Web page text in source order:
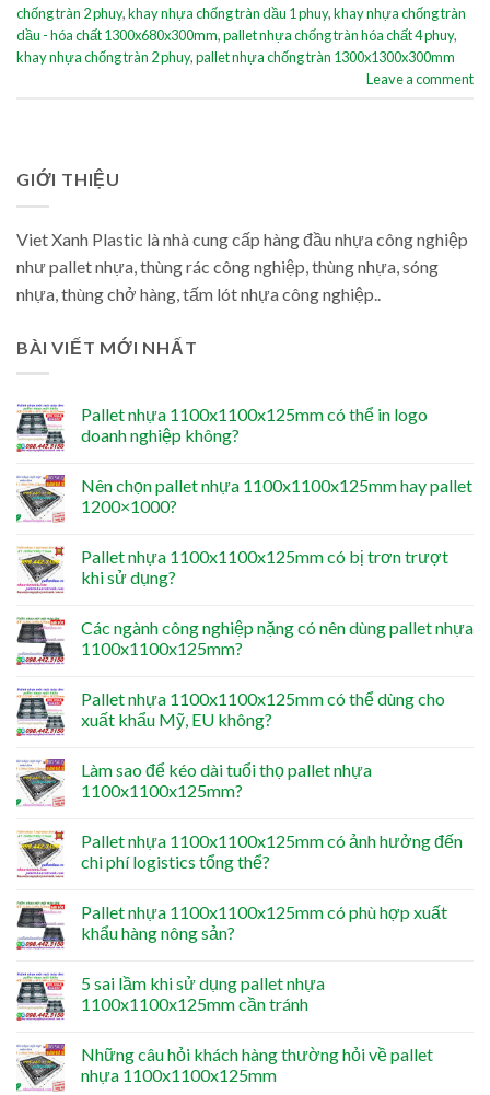
chống tràn 2 phuy,khay nhựa chống tràn dầu 1 phuy,khay nhựa chống tràn
dầu - hóa chất 1300x680x300mm,pallet nhựa chống tràn hóa chất 4 phuy,
khay nhựa chống tràn 2 phuy,pallet nhựa chống tràn 1300x1300x300mm
Leave a comment
GIỚI THIỆU
Viet Xanh Plastic là nhà cung cấp hàng đầu nhựa công nghiệp
như pallet nhựa, thùng rác công nghiệp, thùng nhựa, sóng
nhựa, thùng chở hàng, tấm lót nhựa công nghiệp..
BÀI VIẾT MỚI NHẤT
Pallet nhựa 1100x1100x125mm có thể in logo
doanh nghiệp không?
Nên chọn pallet nhựa 1100x1100x125mm hay pallet
1200×1000?
Pallet nhựa 1100x1100x125mm có bị trơn trượt
khi sử dụng?
Các ngành công nghiệp nặng có nên dùng pallet nhựa
1100x1100x125mm?
Pallet nhựa 1100x1100x125mm có thể dùng cho
xuất khẩu Mỹ, EU không?
Làm sao để kéo dài tuổi thọ pallet nhựa
1100x1100x125mm?
Pallet nhựa 1100x1100x125mm có ảnh hưởng đến
chi phí logistics tổng thể?
Pallet nhựa 1100x1100x125mm có phù hợp xuất
khẩu hàng nông sản?
5 sai lầm khi sử dụng pallet nhựa
1100x1100x125mm cần tránh
Những câu hỏi khách hàng thường hỏi về pallet
nhựa 1100x1100x125mm